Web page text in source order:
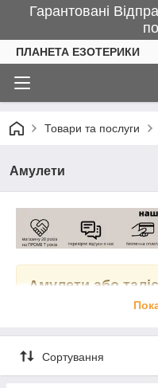
Гарантовані
ПЛАНЕТА ЕЗОТЕРИКИ
Товари та послуги
Амулети
Амулети або
здатні створити
Наші амулети виготовлені
водою (окислюється), але
Сортування